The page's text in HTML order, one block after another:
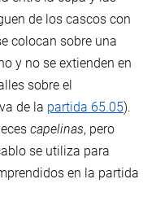
de los cascos con
colocan sobre una
y no se extienden en
sobre el
de la partida 65.05).
capelinas, pero
se utiliza para
en la partida